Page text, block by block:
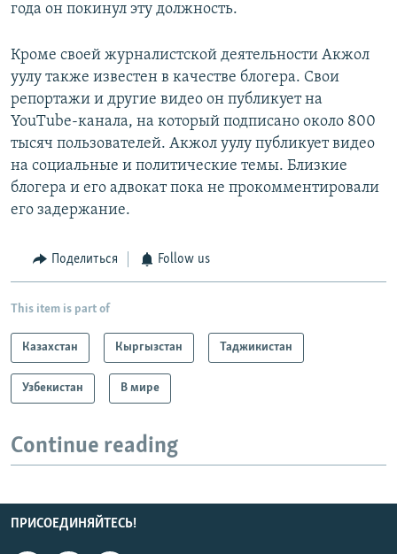
года он покинул эту должность.
Кроме своей журналистской деятельности Акжол
уулу также известен в качестве блогера. Свои
репортажи и другие видео он публикует на
YouTube-канала, на который подписано около 800
тысяч пользователей. Акжол уулу публикует видео
на социальные и политические темы. Близкие
блогера и его адвокат пока не прокомментировали
его задержание.
Поделиться Follow us
This item is part of
Казахстан Кыргызстан Таджикистан
Узбекистан В мире
Continue reading
ПРИСОЕДИНЯЙТЕСЬ!